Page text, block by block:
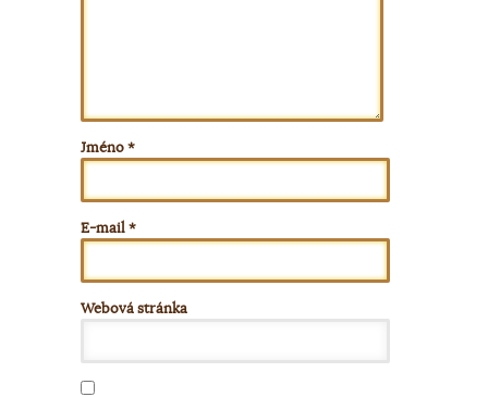
Jméno*
E-mail*
Webová stránka